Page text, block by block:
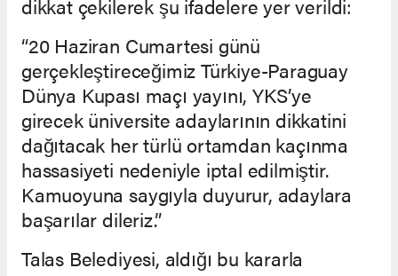
“20 Haziran Cumartesi günü
gerçekleştireceğimiz Türkiye-Paraguay
Dünya Kupası maçı yayını, YKS’ye
girecek üniversite adaylarının dikkatini
dağıtacak her türlü ortamdan kaçınma
hassasiyeti nedeniyle iptal edilmiştir.
Kamuoyuna saygıyla duyurur, adaylara
başarılar dileriz.”
Talas Belediyesi, aldığı bu kararla